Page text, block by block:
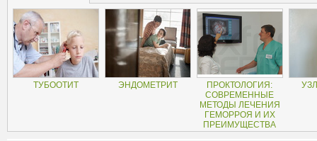
ТУБООТИТ ЭНДОМЕТРИТ
ПРОКТОЛОГИЯ:
СОВРЕМЕННЫЕ
МЕТОДЫ ЛЕЧЕНИЯ
ГЕМОРРОЯ И ИХ
ПРЕИМУЩЕСТВА